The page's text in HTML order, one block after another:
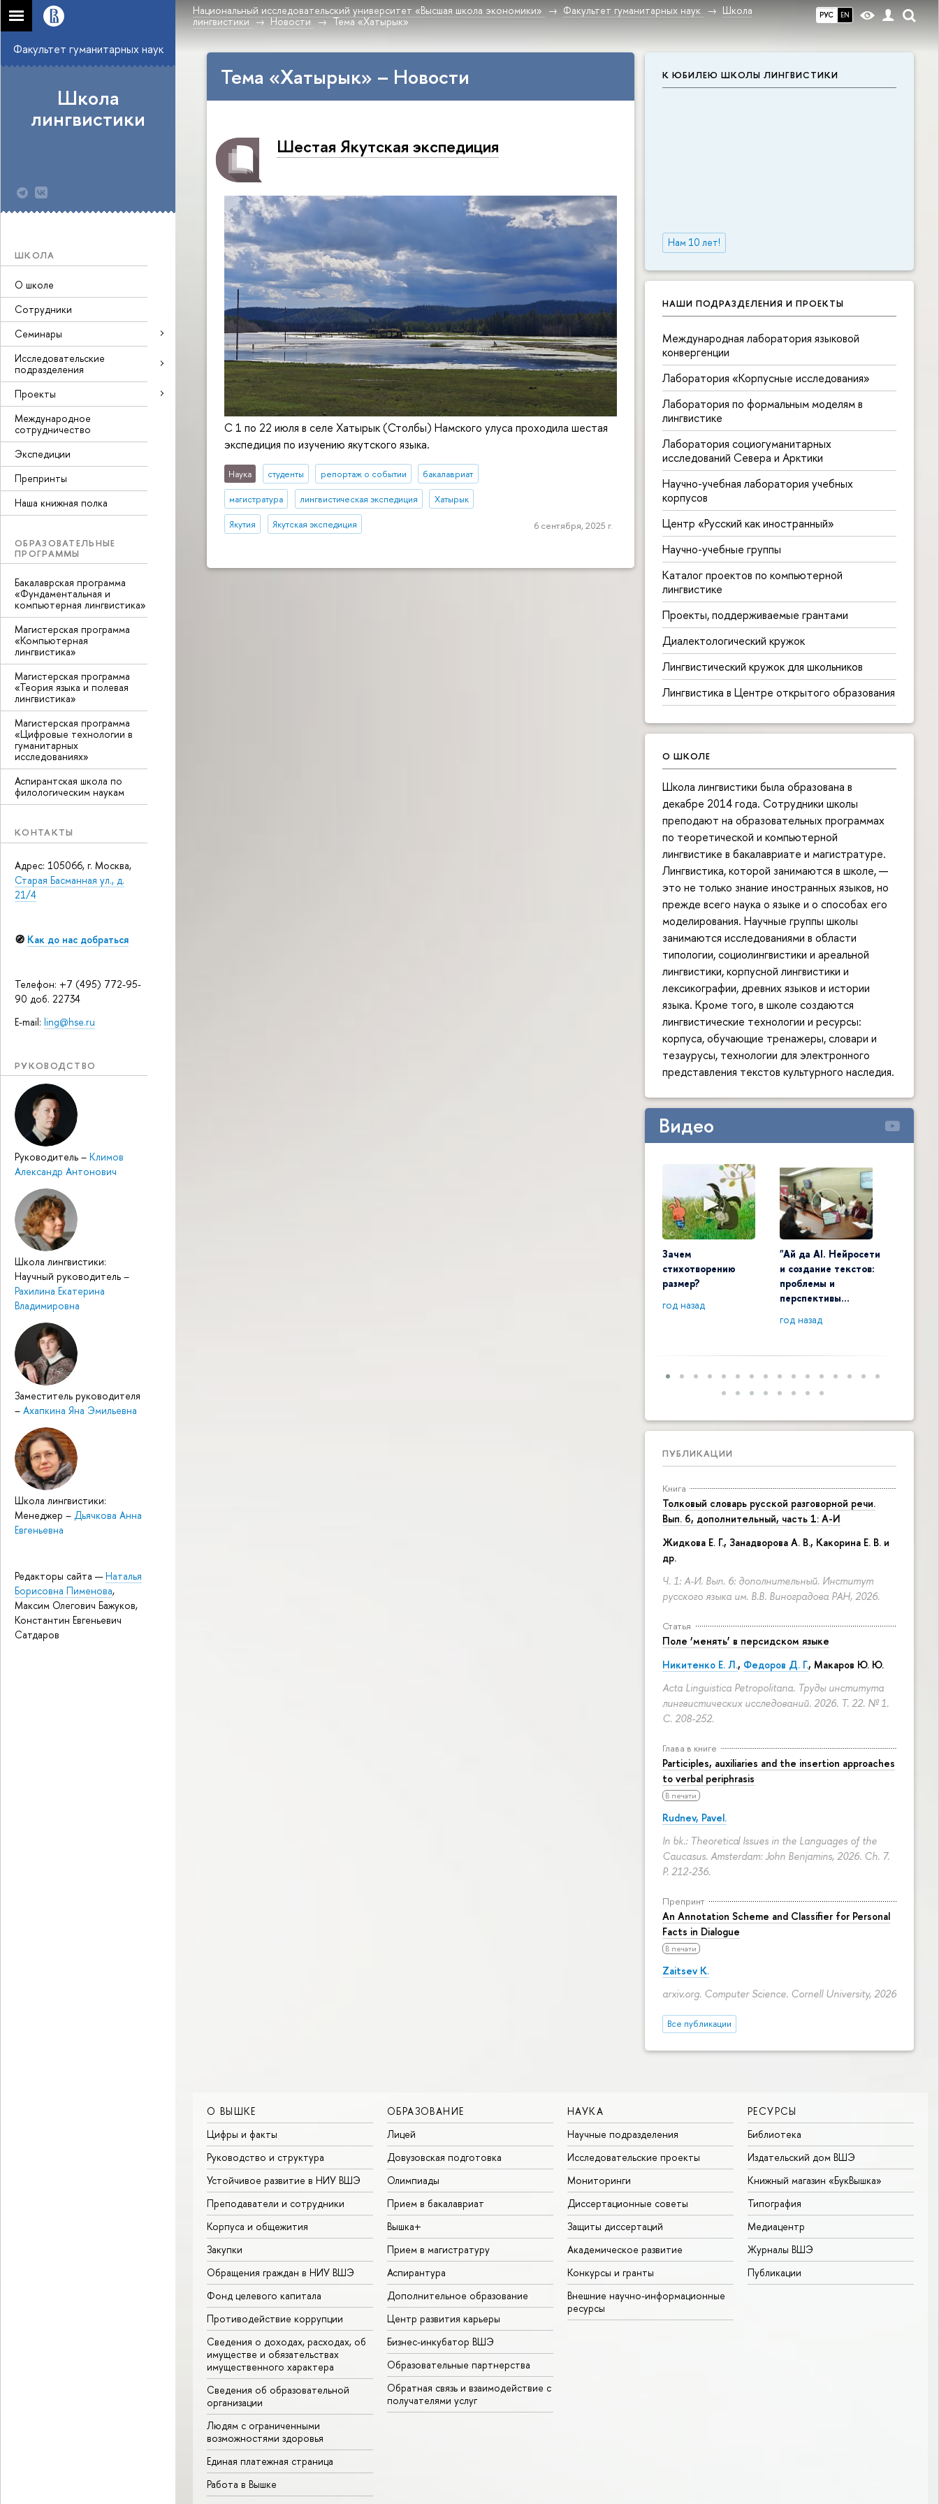
РУС EN
Национальный исследовательский университет «Высшая школа экономики» Факультет гуманитарных наук
Школа
лингвистики
Новости Тема «Хатырык»
Факультет гуманитарных наук
Школа
лингвистики
ШКОЛА
О школе
Сотрудники
Семинары
Исследовательские
подразделения
Проекты
Международное
сотрудничество
Экспедиции
Препринты
Наша книжная полка
ОБРАЗОВАТЕЛЬНЫЕ
ПРОГРАММЫ
Бакалаврская программа
«Фундаментальная и
компьютерная лингвистика»
Магистерская программа
«Компьютерная
лингвистика»
Магистерская программа
«Теория языка и полевая
лингвистика»
Магистерская программа
«Цифровые технологии в
гуманитарных
исследованиях»
Аспирантская школа по
филологическим наукам
КОНТАКТЫ
Адрес: 105066, г. Москва,
Старая Басманная ул., д.
21/4
🧭 Как до нас добраться
Телефон: +7 (495) 772-95-
90 доб. 22734
E-mail: ling@hse.ru
РУКОВОДСТВО
Руководитель – Климов
Александр Антонович
Школа лингвистики:
Научный руководитель –
Рахилина Екатерина
Владимировна
Заместитель руководителя
– Ахапкина Яна Эмильевна
Школа лингвистики:
Менеджер – Дьячкова Анна
Евгеньевна
Редакторы сайта —Наталья
Борисовна Пименова,
Максим Олегович Бажуков,
Константин Евгеньевич
Сатдаров
К ЮБИЛЕЮ ШКОЛЫ ЛИНГВИСТИКИ
Нам 10 лет!
НАШИ ПОДРАЗДЕЛЕНИЯ И ПРОЕКТЫ
Международная лаборатория языковой
конвергенции
Лаборатория «Корпусные исследования»
Лаборатория по формальным моделям в
лингвистике
Лаборатория социогуманитарных
исследований Севера и Арктики
Научно-учебная лаборатория учебных
корпусов
Центр «Русский как иностранный»
Научно-учебные группы
Каталог проектов по компьютерной
лингвистике
Проекты, поддерживаемые грантами
Диалектологический кружок
Лингвистический кружок для школьников
Лингвистика в Центре открытого образования
О ШКОЛЕ
Школа лингвистики была образована в
декабре 2014 года. Сотрудники школы
преподают на образовательных программах
по теоретической и компьютерной
лингвистике в бакалавриате и магистратуре.
Лингвистика, которой занимаются в школе, —
это не только знание иностранных языков, но
прежде всего наука о языке и о способах его
моделирования. Научные группы школы
занимаются исследованиями в области
типологии, социолингвистики и ареальной
лингвистики, корпусной лингвистики и
лексикографии, древних языков и истории
языка. Кроме того, в школе создаются
лингвистические технологии и ресурсы:
корпуса, обучающие тренажеры, словари и
тезаурусы, технологии для электронного
представления текстов культурного наследия.
Видео
Зачем
стихотворению
размер?
год назад
"Ай да AI. Нейросети
и создание текстов:
проблемы и
перспективы…
год назад
ПУБЛИКАЦИИ
Книга
Толковый словарь русской разговорной речи.
Вып. 6, дополнительный, часть 1: А-И
Жидкова Е. Г., Занадворова А. В., Какорина Е. В. и
др.
Ч. 1: А-И. Вып. 6: дополнительный. Институт
русского языка им. В.В. Виноградова РАН, 2026.
Статья
Поле ‘менять’ в персидском языке
Никитенко Е. Л., Федоров Д. Г., Макаров Ю. Ю.
Acta Linguistica Petropolitana. Труды института
лингвистических исследований. 2026. Т. 22. № 1.
С. 208-252.
Глава в книге
Participles, auxiliaries and the insertion approaches
to verbal periphrasis
В печати
Rudnev, Pavel.
In bk.: Theoretical Issues in the Languages of the
Caucasus. Amsterdam: John Benjamins, 2026. Ch. 7.
P. 212-236.
Препринт
An Annotation Scheme and Classifier for Personal
Facts in Dialogue
В печати
Zaitsev K.
arxiv.org. Computer Science. Cornell University, 2026
Все публикации
Тема «Хатырык» – Новости
Шестая Якутская экспедиция
С 1 по 22 июля в селе Хатырык (Столбы) Намского улуса проходила шестая
экспедиция по изучению якутского языка.
Наука студенты репортаж о событии бакалавриат
магистратура лингвистическая экспедиция Хатырык
Якутия Якутская экспедиция 6 сентября, 2025 г.
О ВЫШКЕ
Цифры и факты
Руководство и структура
Устойчивое развитие в НИУ ВШЭ
Преподаватели и сотрудники
Корпуса и общежития
Закупки
Обращения граждан в НИУ ВШЭ
Фонд целевого капитала
Противодействие коррупции
Сведения о доходах, расходах, об
имуществе и обязательствах
имущественного характера
Сведения об образовательной
организации
Людям с ограниченными
возможностями здоровья
Единая платежная страница
Работа в Вышке
ОБРАЗОВАНИЕ
Лицей
Довузовская подготовка
Олимпиады
Прием в бакалавриат
Вышка+
Прием в магистратуру
Аспирантура
Дополнительное образование
Центр развития карьеры
Бизнес-инкубатор ВШЭ
Образовательные партнерства
Обратная связь и взаимодействие с
получателями услуг
НАУКА
Научные подразделения
Исследовательские проекты
Мониторинги
Диссертационные советы
Защиты диссертаций
Академическое развитие
Конкурсы и гранты
Внешние научно-информационные
ресурсы
РЕСУРСЫ
Библиотека
Издательский дом ВШЭ
Книжный магазин «БукВышка»
Типография
Медиацентр
Журналы ВШЭ
Публикации